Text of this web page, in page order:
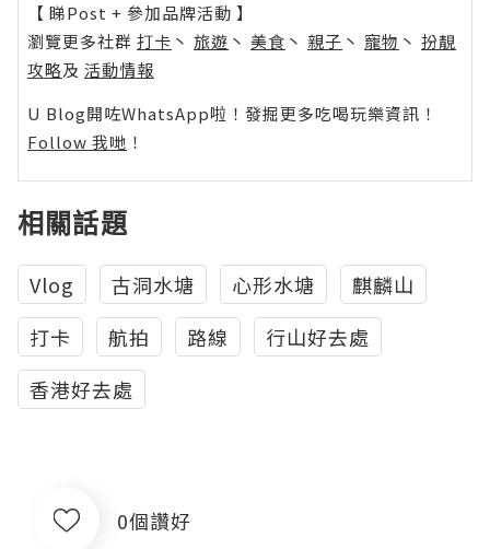
【 睇Post + 參加品牌活動 】
瀏覽更多社群 打卡 丶 旅遊 丶 美食 丶 親子 丶 寵物 丶 扮靚
攻略及 活動情報
U Blog開咗WhatsApp啦！發掘更多吃喝玩樂資訊！
Follow 我哋 ！
相關話題
Vlog 古洞水塘 心形水塘
麒麟山
打卡
航拍 路線
行山好去處
香港好去處
0個讚好